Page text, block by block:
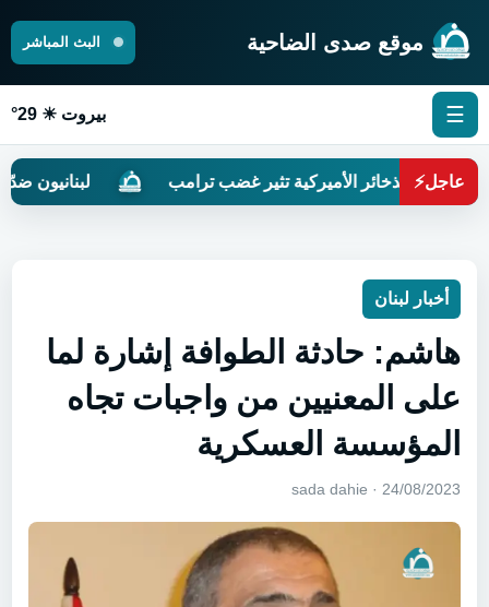
موقع صدى الضاحية البث المباشر
☰ بيروت ☀ 29°
عاجل⚡
نقص الذخائر الأميركية تثير غضب ترامب لبنانيون ضدّ
أخبار لبنان
هاشم: حادثة الطوافة إشارة لما
على المعنيين من واجبات تجاه
المؤسسة العسكرية
24/08/2023 · sada dahie